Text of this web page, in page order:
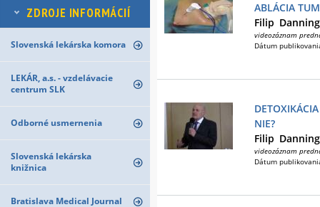
ZDROJE INFORMÁCIÍ
Slovenská lekárska komora
LEKÁR, a.s. - vzdelávacie
centrum SLK
Odborné usmernenia
Slovenská lekárska
knižnica
Bratislava Medical Journal
ABLÁCIA
Filip
videozáznam
Dátum
NIE?
Filip
videozáznam
Dátum